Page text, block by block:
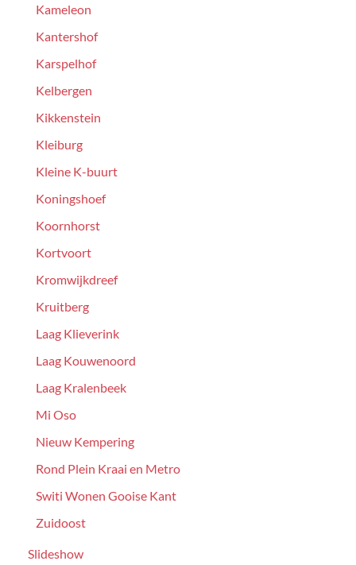
Kameleon
Kantershof
Karspelhof
Kelbergen
Kikkenstein
Kleiburg
Kleine K-buurt
Koningshoef
Koornhorst
Kortvoort
Kromwijkdreef
Kruitberg
Laag Klieverink
Laag Kouwenoord
Laag Kralenbeek
Mi Oso
Nieuw Kempering
Rond Plein Kraai en Metro
Switi Wonen Gooise Kant
Zuidoost
Slideshow